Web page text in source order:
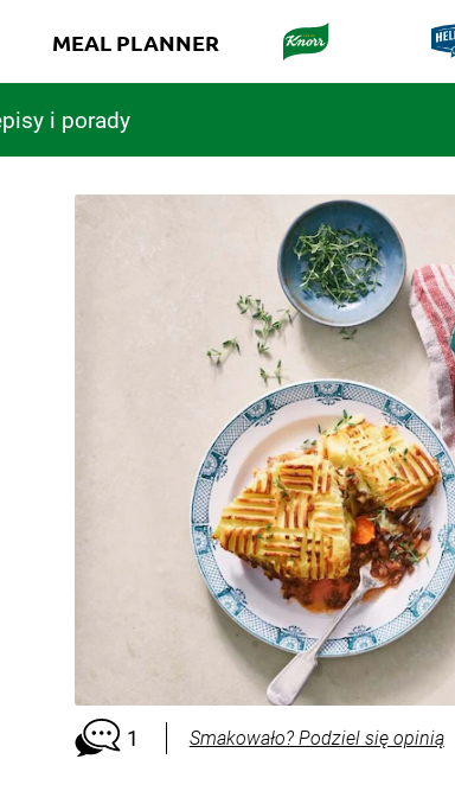
i porady
MEAL PLANNER
1 Smakowało? Podziel się opinią